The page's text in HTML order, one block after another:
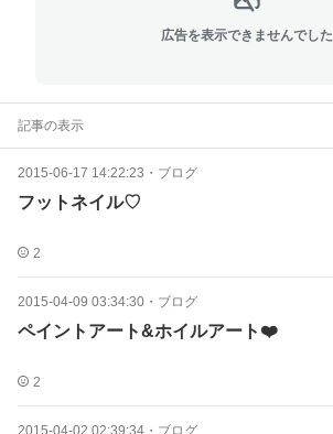
広告を表示できませんでした
記事の表示
2015-06-17 14:22:23 ・ ブログ
フットネイル♡
2
2015-04-09 03:34:30 ・ ブログ
ペイントアート&ホイルアート❤️
2
2015-04-02 02:39:34 ・ ブログ